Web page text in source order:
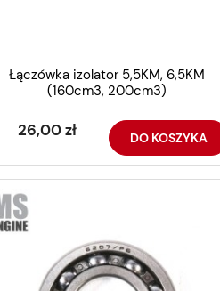
Łączówka izolator 5,5KM, 6,5KM
(160cm3, 200cm3)
26,00 zł DO KOSZYKA